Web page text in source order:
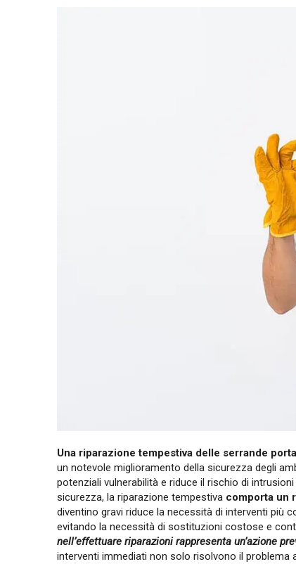
Una riparazione tempestiva delle serrande
un notevole miglioramento della sicurezza degli
potenziali vulnerabilità e riduce il rischio di
sicurezza, la riparazione tempestiva comporta un
diventino gravi riduce la necessità di interventi più
evitando la necessità di sostituzioni costose e
nell’effettuare riparazioni rappresenta un’azione
interventi immediati non solo risolvono il problema